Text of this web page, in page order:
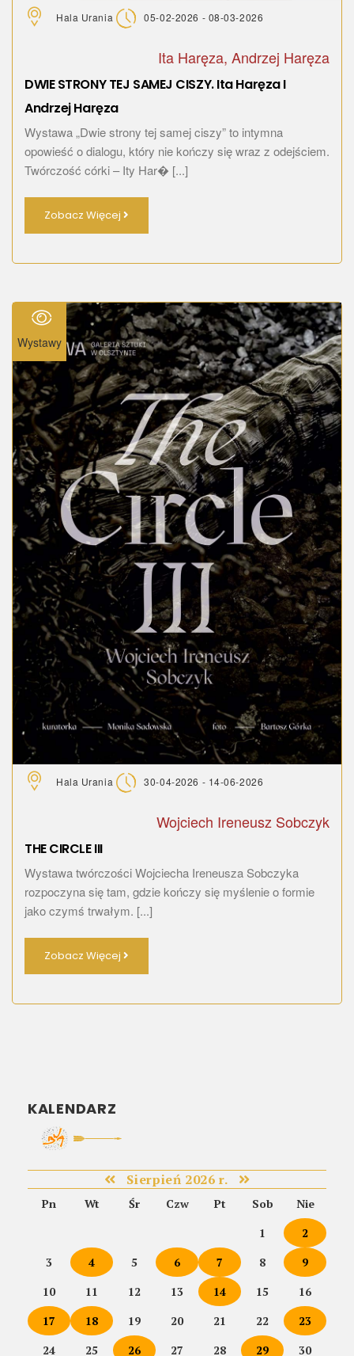
Hala Urania 05-02-2026 - 08-03-2026
Ita Haręza, Andrzej Haręza
DWIE STRONY TEJ SAMEJ CISZY. Ita Haręza I
Andrzej Haręza
Wystawa „Dwie strony tej samej ciszy” to intymna
opowieść o dialogu, który nie kończy się wraz z odejściem.
Twórczość córki – Ity Har� [...]
Zobacz Więcej
Wystawy
Hala Urania 30-04-2026 - 14-06-2026
Wojciech Ireneusz Sobczyk
THE CIRCLE III
Wystawa twórczości Wojciecha Ireneusza Sobczyka
rozpoczyna się tam, gdzie kończy się myślenie o formie
jako czymś trwałym. [...]
Zobacz Więcej
KALENDARZ
Sierpień 2026 r.
Pn Wt Śr Czw Pt Sob
Nie
1
2
3
4 5 6 7 8
9
10
11 12 13 14 15
16
17
18 19 20 21 22
23
24
25 26 27 28 29 30